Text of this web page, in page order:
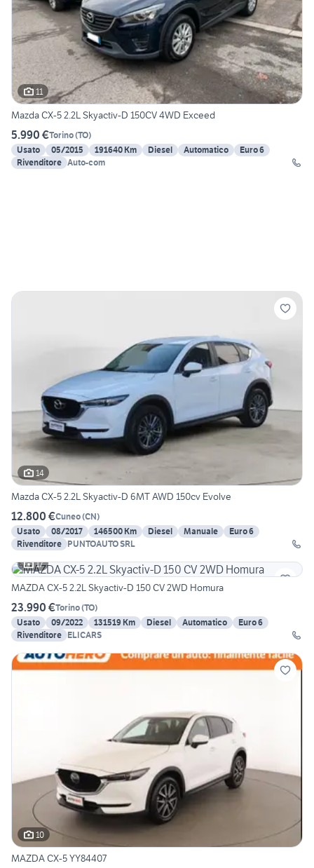
11
Mazda CX-5 2.2L Skyactiv-D 150CV 4WD Exceed
5.990 €Torino(TO)
Usato
05/2015 191640 Km Diesel Automatico
Euro 6
Rivenditore Auto-com
14
Mazda CX-5 2.2L Skyactiv-D 6MT AWD 150cv Evolve
12.800 €Cuneo(CN)
Usato
08/2017 146500 Km Diesel Manuale
Euro 6
Rivenditore PUNTOAUTO SRL
17
MAZDA CX-5 2.2L Skyactiv-D 150 CV 2WD Homura
23.990 €Torino(TO)
Usato
09/2022 131519 Km Diesel Automatico
Euro 6
Rivenditore ELICARS
10
MAZDA CX-5 YY84407